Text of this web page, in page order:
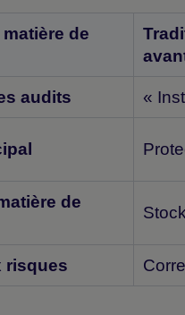
de
audits «
de
risques